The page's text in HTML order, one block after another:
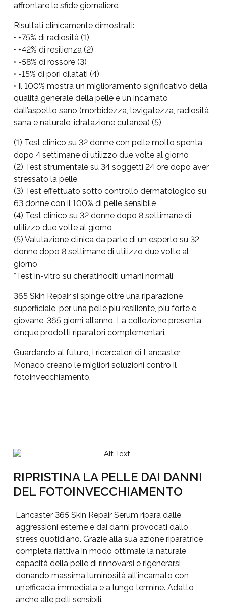
affrontare le sfide giornaliere.
Risultati clinicamente dimostrati:
• +75% di radiosità (1)
• +42% di resilienza (2)
• -58% di rossore (3)
• -15% di pori dilatati (4)
• Il 100% mostra un miglioramento significativo della
qualità generale della pelle e un incarnato
dall’aspetto sano (morbidezza, levigatezza, radiosità
sana e naturale, idratazione cutanea) (5)
(1) Test clinico su 32 donne con pelle molto spenta
dopo 4 settimane di utilizzo due volte al giorno
(2) Test strumentale su 34 soggetti 24 ore dopo aver
stressato la pelle
(3) Test effettuato sotto controllo dermatologico su
63 donne con il 100% di pelle sensibile
(4) Test clinico su 32 donne dopo 8 settimane di
utilizzo due volte al giorno
(5) Valutazione clinica da parte di un esperto su 32
donne dopo 8 settimane di utilizzo due volte al
giorno
*Test in-vitro su cheratinociti umani normali
365 Skin Repair si spinge oltre una riparazione
superficiale, per una pelle più resiliente, più forte e
giovane, 365 giorni all’anno. La collezione presenta
cinque prodotti riparatori complementari.
Guardando al futuro, i ricercatori di Lancaster
Monaco creano le migliori soluzioni contro il
fotoinvecchiamento.
RIPRISTINA LA PELLE DAI DANNI
DEL FOTOINVECCHIAMENTO
Lancaster 365 Skin Repair Serum ripara dalle
aggressioni esterne e dai danni provocati dallo
stress quotidiano. Grazie alla sua azione riparatrice
completa riattiva in modo ottimale la naturale
capacità della pelle di rinnovarsi e rigenerarsi
donando massima luminosità all'incarnato con
un’efficacia immediata e a lungo termine. Adatto
anche alle pelli sensibili.